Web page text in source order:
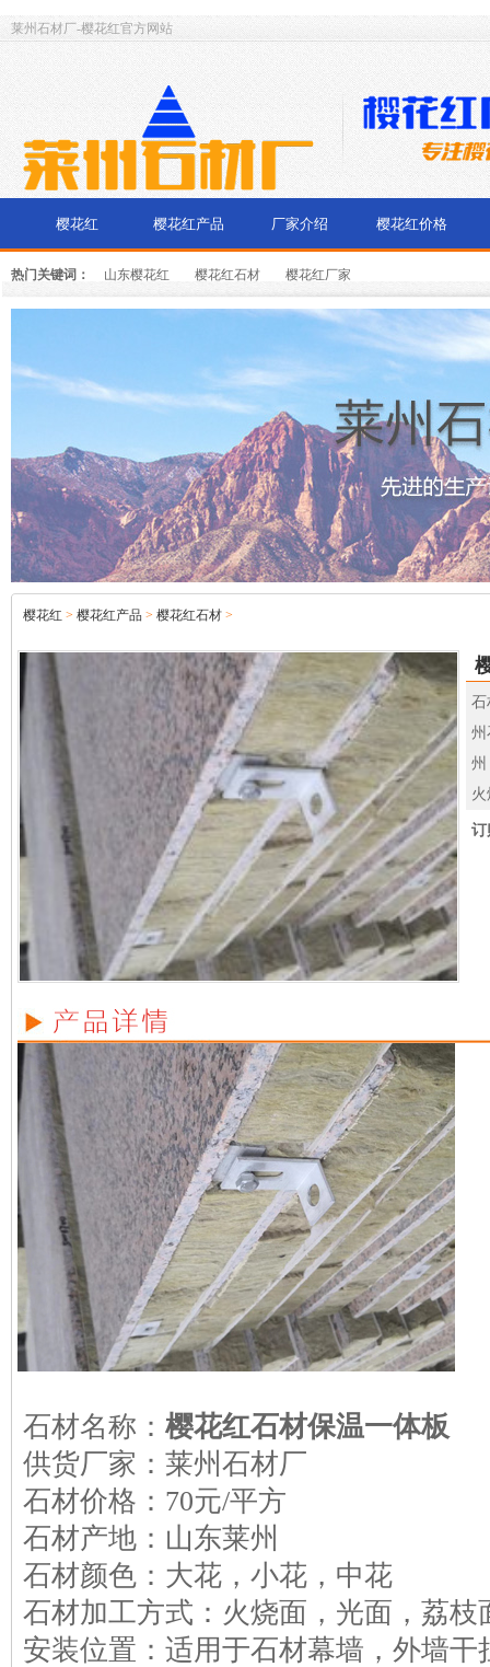
莱州石材厂-樱花红官方网站
樱花红 樱花红产品 厂家介绍 樱花红价格
热门关键词： 山东樱花红 樱花红石材 樱花红厂家
樱花红 > 樱花红产品 > 樱花红石材 >
石
州
州
订
石材名称： 樱花红石材保温一体板
供货厂家：莱州石材厂
石材价格：70元/平方
石材产地：山东莱州
石材颜色：大花，小花，中花
石材加工方式：火烧面，光面，荔枝
安装位置：适用于石材幕墙，外墙干